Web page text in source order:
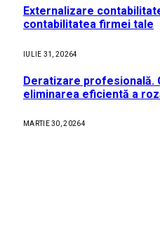
Externalizare
contabilitatea firmei tale
IULIE 31, 20264
Deratizare profesională.
eliminarea eficientă a
MARTIE 30, 20264